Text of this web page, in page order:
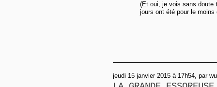
(Et oui, je vois sans doute
jours ont été pour le
jeudi 15 janvier 2015 à 17h54, par